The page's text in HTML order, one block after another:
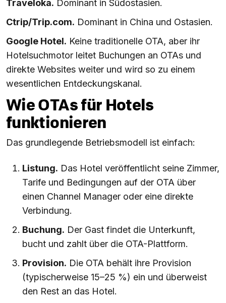
Traveloka. Dominant in Südostasien.
Ctrip/Trip.com. Dominant in China und Ostasien.
Google Hotel. Keine traditionelle OTA, aber ihr
Hotelsuchmotor leitet Buchungen an OTAs und
direkte Websites weiter und wird so zu einem
wesentlichen Entdeckungskanal.
Wie OTAs für Hotels
funktionieren
Das grundlegende Betriebsmodell ist einfach:
Listung. Das Hotel veröffentlicht seine Zimmer,
Tarife und Bedingungen auf der OTA über
einen Channel Manager oder eine direkte
Verbindung.
Buchung. Der Gast findet die Unterkunft,
bucht und zahlt über die OTA-Plattform.
Provision. Die OTA behält ihre Provision
(typischerweise 15–25 %) ein und überweist
den Rest an das Hotel.